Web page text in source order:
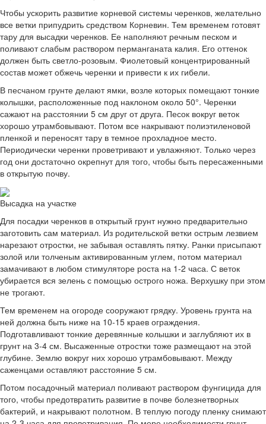
Чтобы ускорить развитие корневой системы черенков, желательно
все ветки припудрить средством Корневин. Тем временем готовят
тару для высадки черенков. Ее наполняют речным песком и
поливают слабым раствором перманганата калия. Его оттенок
должен быть светло-розовым. Фиолетовый концентрированный
состав может обжечь черенки и привести к их гибели.
В песчаном грунте делают ямки, возле которых помещают тонкие
колышки, расположенные под наклоном около 50°. Черенки
сажают на расстоянии 5 см друг от друга. Песок вокруг веток
хорошо утрамбовывают. Потом все накрывают полиэтиленовой
пленкой и переносят тару в темное прохладное место.
Периодически черенки проветривают и увлажняют. Только через
год они достаточно окрепнут для того, чтобы быть пересаженными
в открытую почву.
Высадка на участке
Для посадки черенков в открытый грунт нужно предварительно
заготовить сам материал. Из родительской ветки острым лезвием
нарезают отростки, не забывая оставлять пятку. Ранки присыпают
золой или толченым активированным углем, потом материал
замачивают в любом стимуляторе роста на 1-2 часа. С веток
убирается вся зелень с помощью острого ножа. Верхушку при этом
не трогают.
Тем временем на огороде сооружают грядку. Уровень грунта на
ней должна быть ниже на 10-15 краев ограждения.
Подготавливают тонкие деревянные колышки и заглубляют их в
грунт на 3-4 см. Высаженные отростки тоже размещают на этой
глубине. Землю вокруг них хорошо утрамбовывают. Между
саженцами оставляют расстояние 5 см.
Потом посадочный материал поливают раствором фунгицида для
того, чтобы предотвратить развитие в почве болезнетворных
бактерий, и накрывают полотном. В теплую погоду пленку снимают